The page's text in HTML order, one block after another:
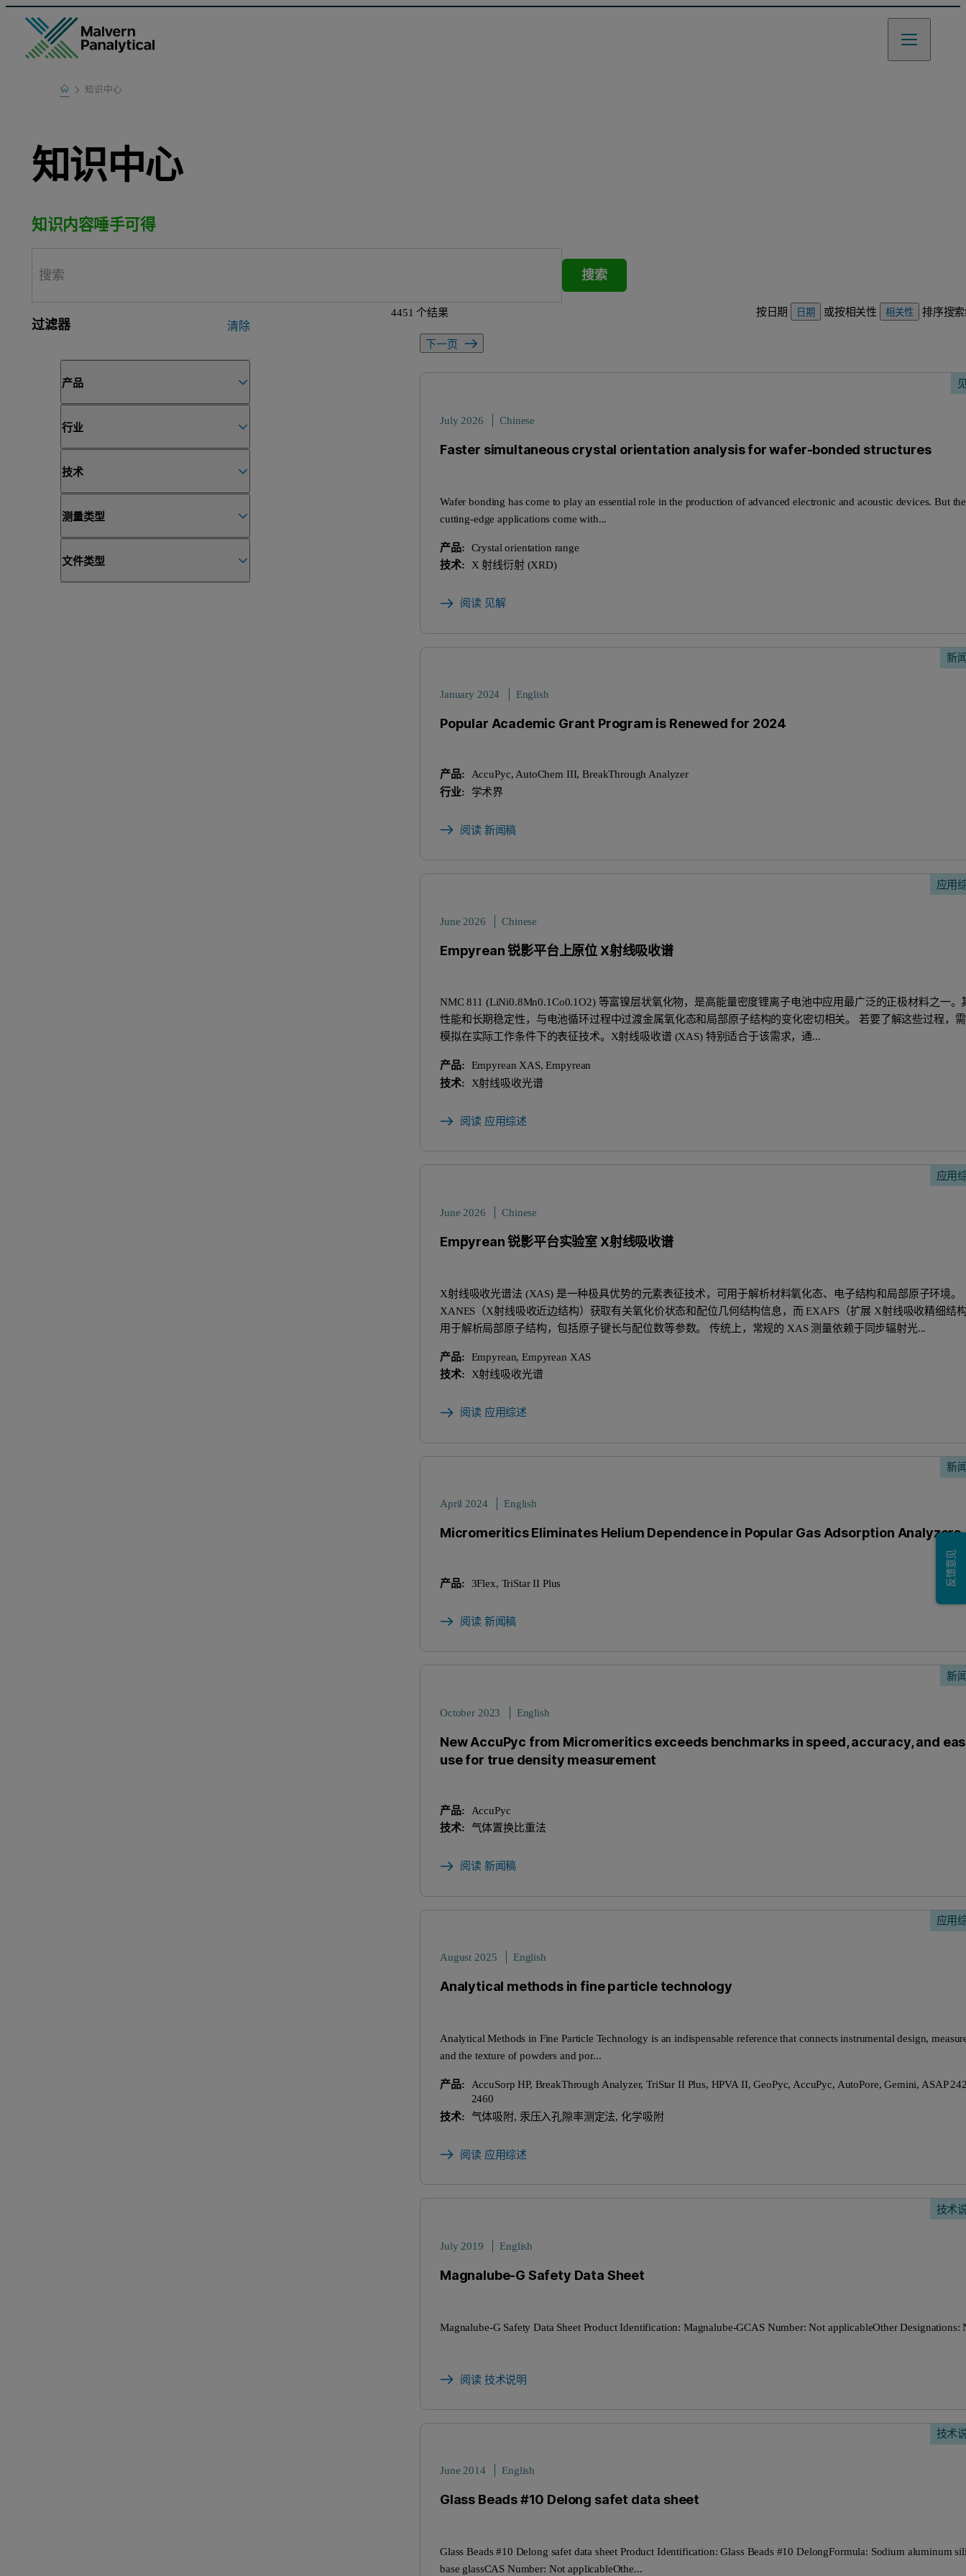
Home
Learn
知识中心
知识中心
知识内容唾手可得
搜索
过滤器 清除
产品
行业
技术
测量类型
文件类型
4451 个结果 按日期 日期 或按相关性 相关性 排序搜
下一页
July 2026 Chinese
Faster simultaneous crystal orientation analysis for wafer-bonded structures
Wafer bonding has come to play an essential role in the production of advanced electronic and acoustic devices. But
cutting-edge applications come with...
产品:
Crystal orientation range
技术:
X 射线衍射 (XRD)
阅读 见解
新
January 2024 English
Popular Academic Grant Program is Renewed for 2024
产品:
AccuPyc, AutoChem III, BreakThrough Analyzer
行业:
学术界
阅读 新闻稿
应用
June 2026 Chinese
Empyrean 锐影平台上原位 X射线吸收谱
NMC 811 (LiNi0.8Mn0.1Co0.1O2) 等富镍层状氧化物，是高能量密度锂离子电池中应用最广泛的正极材料之一。
性能和长期稳定性，与电池循环过程中过渡金属氧化态和局部原子结构的变化密切相关。 若要了解这些过程，
模拟在实际工作条件下的表征技术。X射线吸收谱 (XAS) 特别适合于该需求，通...
产品:
Empyrean XAS, Empyrean
技术:
X射线吸收光谱
阅读 应用综述
应用
June 2026 Chinese
Empyrean 锐影平台实验室 X射线吸收谱
X射线吸收光谱法 (XAS) 是一种极具优势的元素表征技术，可用于解析材料氧化态、电子结构和局部原子环境。
XANES（X射线吸收近边结构）‍获取有关氧化价状态和配位几何结构信息，而 EXAFS（扩展 X射线吸收精细结
用于解析局部原子结构，包括原子键长与配位数等参数。 传统上，常规的 XAS 测量依赖于同步辐射光...
产品:
Empyrean, Empyrean XAS
技术:
X射线吸收光谱
阅读 应用综述
新
April 2024 English
Micromeritics Eliminates Helium Dependence in Popular Gas Adsorption Analyzers
产品: 3Flex, TriStar II Plus
阅读 新闻稿
新
October 2023 English
New AccuPyc from Micromeritics exceeds benchmarks in speed, accuracy, and
use for true density measurement
产品:
AccuPyc
技术:
气体置换比重法
阅读 新闻稿
应用
August 2025 English
Analytical methods in fine particle technology
Analytical Methods in Fine Particle Technology is an indispensable reference that connects instrumental design,
and the texture of powders and por...
产品:
AccuSorp HP, BreakThrough Analyzer, TriStar II Plus, HPVA II, GeoPyc, AccuPyc, AutoPore, Gemini, ASAP
2460
技术:
气体吸附, 汞压入孔隙率测定法, 化学吸附
阅读 应用综述
技术
July 2019 English
Magnalube-G Safety Data Sheet
Magnalube-G Safety Data Sheet Product Identification: Magnalube-GCAS Number: Not applicableOther Designations:
阅读 技术说明
技术
June 2014 English
Glass Beads #10 Delong safet data sheet
Glass Beads #10 Delong safet data sheet Product Identification: Glass Beads #10 DelongFormula: Sodium aluminum
base glassCAS Number: Not applicableOthe...
反馈意见